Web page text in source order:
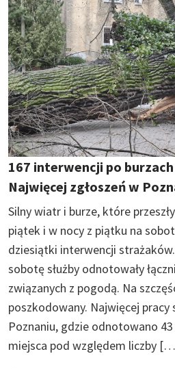
167 interwencji po
Najwięcej zgłoszeń w
Silny wiatr i burze, które
piątek i w nocy z piątku na
dziesiątki interwencji
sobotę służby odnotowały
związanych z pogodą. Na
poszkodowany. Najwięcej
Poznaniu, gdzie odnotowano
miejsca pod względem liczby